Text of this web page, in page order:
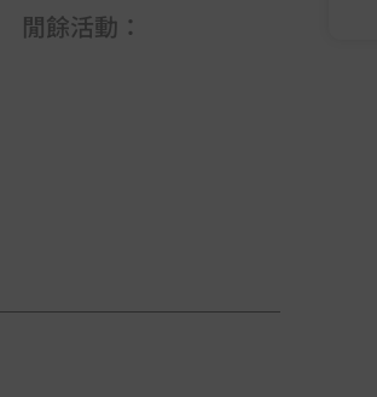
閒餘活動：